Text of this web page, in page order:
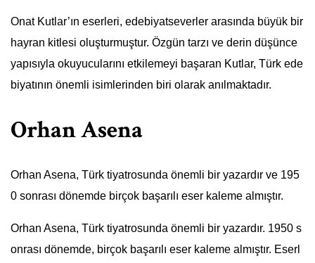
Onat Kutlar’ın eserleri, edebiyatseverler arasında büyük bir
hayran kitlesi oluşturmuştur. Özgün tarzı ve derin düşünce
yapısıyla okuyucularını etkilemeyi başaran Kutlar, Türk ede
biyatının önemli isimlerinden biri olarak anılmaktadır.
Orhan Asena
Orhan Asena, Türk tiyatrosunda önemli bir yazardır ve 195
0 sonrası dönemde birçok başarılı eser kaleme almıştır.
Orhan Asena, Türk tiyatrosunda önemli bir yazardır. 1950 s
onrası dönemde, birçok başarılı eser kaleme almıştır. Eserl